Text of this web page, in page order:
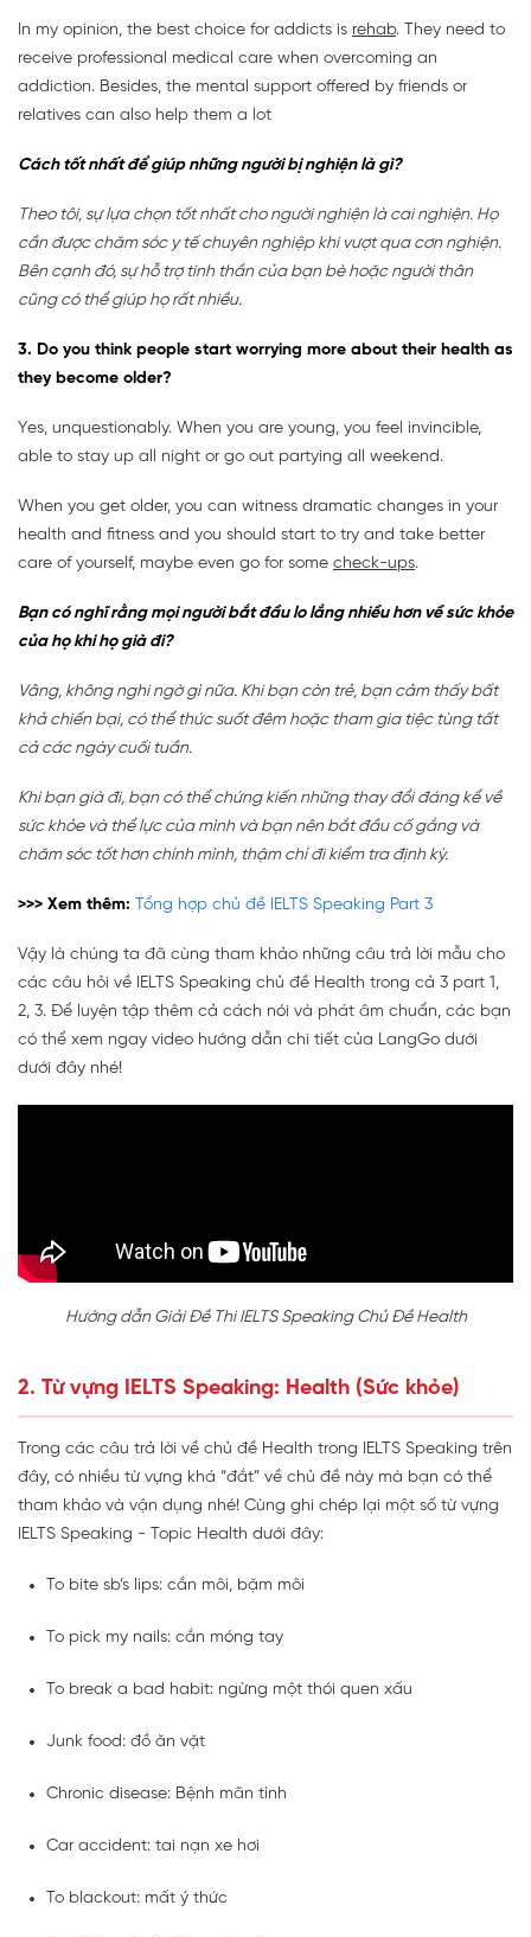
In my opinion, the best choice for addicts is rehab. They need to
receive professional medical care when overcoming an
addiction. Besides, the mental support offered by friends or
relatives can also help them a lot
Cách tốt nhất để giúp những người bị nghiện là gì?
Theo tôi, sự lựa chọn tốt nhất cho người nghiện là cai nghiện. Họ
cần được chăm sóc y tế chuyên nghiệp khi vượt qua cơn nghiện.
Bên cạnh đó, sự hỗ trợ tinh thần của bạn bè hoặc người thân
cũng có thể giúp họ rất nhiều.
3. Do you think people start worrying more about their health as
they become older?
Yes, unquestionably. When you are young, you feel invincible,
able to stay up all night or go out partying all weekend.
When you get older, you can witness dramatic changes in your
health and fitness and you should start to try and take better
care of yourself, maybe even go for some check-ups.
Bạn có nghĩ rằng mọi người bắt đầu lo lắng nhiều hơn về sức khỏe
của họ khi họ già đi?
Vâng, không nghi ngờ gì nữa. Khi bạn còn trẻ, bạn cảm thấy bất
khả chiến bại, có thể thức suốt đêm hoặc tham gia tiệc tùng tất
cả các ngày cuối tuần.
Khi bạn già đi, bạn có thể chứng kiến ​​những thay đổi đáng kể về
sức khỏe và thể lực của mình và bạn nên bắt đầu cố gắng và
chăm sóc tốt hơn chính mình, thậm chí đi kiểm tra định kỳ.
>>> Xem thêm: Tổng hợp chủ đề IELTS Speaking Part 3
Vậy là chúng ta đã cùng tham khảo những câu trả lời mẫu cho
các câu hỏi về IELTS Speaking chủ đề Health trong cả 3 part 1,
2, 3. Để luyện tập thêm cả cách nói và phát âm chuẩn, các bạn
có thể xem ngay video hướng dẫn chi tiết của LangGo dưới
dưới đây nhé!
Hướng dẫn Giải Đề Thi IELTS Speaking Chủ Đề Health
2. Từ vựng IELTS Speaking: Health (Sức khỏe)
Trong các câu trả lời về chủ đề Health trong IELTS Speaking trên
đây, có nhiều từ vựng khá “đắt” về chủ đề này mà bạn có thể
tham khảo và vận dụng nhé! Cùng ghi chép lại một số từ vựng
IELTS Speaking - Topic Health dưới đây:
To bite sb’s lips: cắn môi, bặm môi
To pick my nails: cắn móng tay
To break a bad habit: ngừng một thói quen xấu
Junk food: đồ ăn vặt
Chronic disease: Bệnh mãn tính
Car accident: tai nạn xe hơi
To blackout: mất ý thức